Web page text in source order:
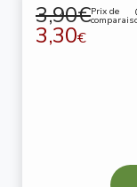
3,90€Prix de
3,30€